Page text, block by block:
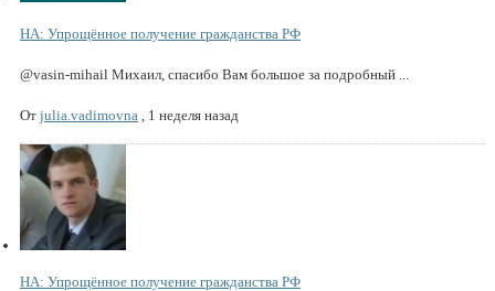
НА: Упрощённое получение гражданства РФ
@vasin-mihail Михаил, спасибо Вам большое за подробный ...
От julia.vadimovna 1 неделя назад
НА: Упрощённое получение гражданства РФ